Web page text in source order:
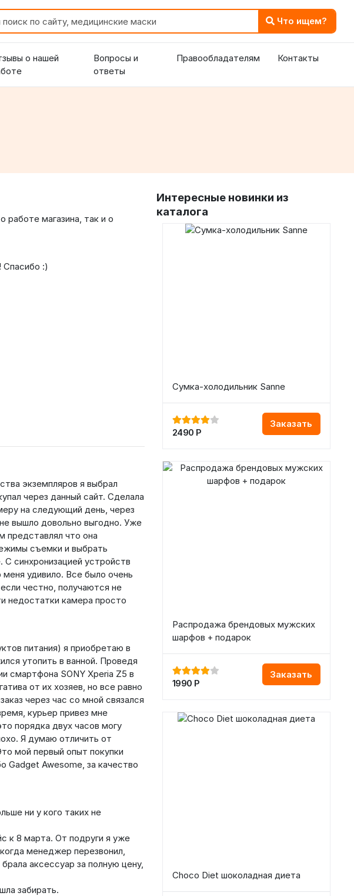
Что ищем?
о нашей
Вопросы и
ответы
Правообладателям Контакты
работе магазина, так и о
Спасибо :)
экземпляров я выбрал
через данный сайт. Сделала
на следующий день, через
вышло довольно выгодно. Уже
представлял что она
съемки и выбрать
синхронизацией устройств
удивило. Все было очень
честно, получаются не
недостатки камера просто
питания) я приобретаю в
утопить в ванной. Проведя
смартфона SONY Xperia Z5 в
от их хозяев, но все равно
через час со мной связался
курьер привез мне
порядка двух часов могу
Я думаю отличить от
мой первый опыт покупки
Gadget Awesome, за качество
ни у кого таких не
к 8 марта. От подруги я уже
менеджер перезвонил,
аксессуар за полную цену,
забирать.
Интересные новинки из
каталога
Сумка-холодильник Sanne
Заказать
2490 Р
Распродажа брендовых мужских
шарфов + подарок
Заказать
1990 Р
Choco Diet шоколадная диета